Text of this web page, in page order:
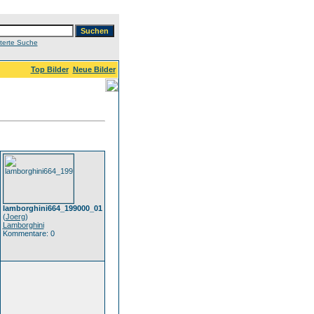
Suche
Top Bilder Neue Bilder
lamborghini664_199000_01
(Joerg)
Lamborghini
Kommentare: 0